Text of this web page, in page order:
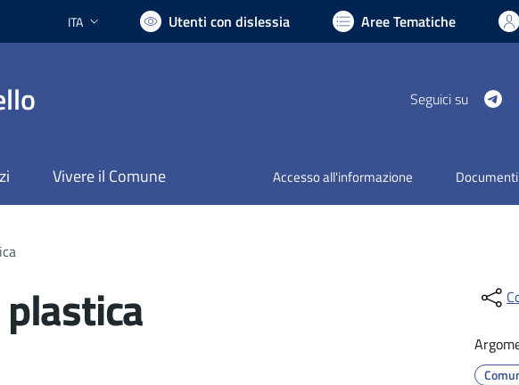
Lingua attiva:
ITA Utenti con dislessia Aree Tematiche
Seguici su
Vivere il Comune Accesso all'informazione